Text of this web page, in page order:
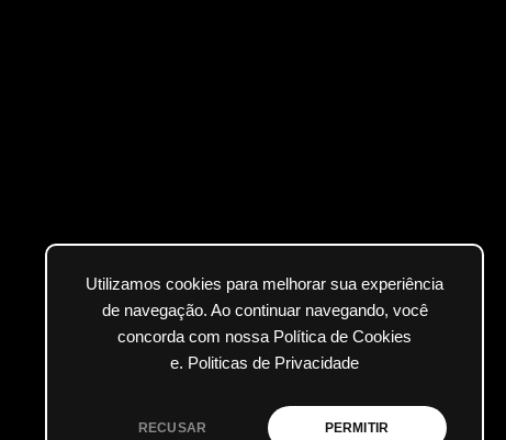
Utilizamos cookies para melhorar sua experiência
de navegação. Ao continuar navegando, você
concorda com nossa Política de Cookies
e. Politicas de Privacidade
RECUSAR PERMITIR